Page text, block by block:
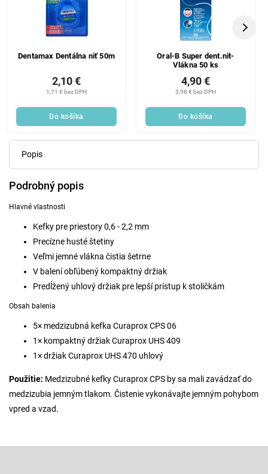
Dentamax Dentálna niť 50m
1,71 € bez DPH
2,10 €
Do košíka
Oral-B Super dent.nit-
Vlákna 50 ks
3,98 € bez DPH
4,90 €
Do košíka
Popis
Podrobný popis
Hlavné vlastnosti
Kefky pre priestory 0,6 - 2,2 mm
Precízne husté štetiny
Veľmi jemné vlákna čistia šetrne
V balení obľúbený kompaktný držiak
Predĺžený uhlový držiak pre lepší prístup k stoličkám
Obsah balenia
5× medzizubná kefka Curaprox CPS 06
1× kompaktný držiak Curaprox UHS 409
1× držiak Curaprox UHS 470 uhlový
Použitie: Medzizubné kefky Curaprox CPS by sa mali zavádzať do
medzizubia jemným tlakom. Čistenie vykonávajte jemným pohybom
vpred a vzad.